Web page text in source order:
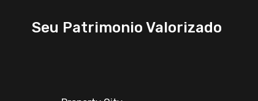
Seu Patrimonio Valorizado